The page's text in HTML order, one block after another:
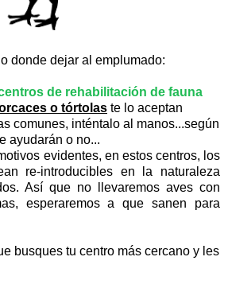
donde dejar al emplumado:
de rehabilitación de fauna
o tórtolas te lo aceptan
comunes, inténtalo al manos...según
ayudarán o no...
evidentes, en estos centros, los
re-introducibles en la naturaleza
Así que no llevaremos aves con
esperaremos a que sanen para
busques tu centro más cercano y les